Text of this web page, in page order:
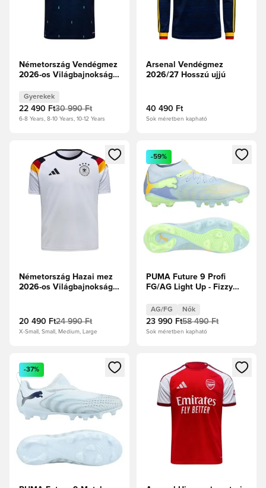
Németország Vendégmez
2026-os Világbajnokság
Gyerekek
22 490 Ft30 990 Ft
6-8 Years, 8-10 Years, 10-12 Years
Arsenal Vendégmez
2026/27 Hosszú ujjú
40 490 Ft
Sok méretben kapható
Megnyit egy modált a bejelentkezéshez vagy a tagként
Németország Hazai mez
2026-os Világbajnokság
20 490 Ft24 990 Ft
X-Small, Small, Medium, Large
Megnyit egy modált a
-59%
PUMA Future 9 Profi
FG/AG Light Up - Fizzy
Levendula Női
AG/FG Nők
23 990 Ft58 490 Ft
Sok méretben kapható
Megnyit egy modált a bejelentkezéshez vagy a tagként
-37%
Megnyit egy modált a